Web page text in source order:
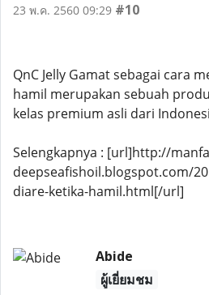
23 พ.ค. 2560 09:29 #10
QnC Jelly Gamat sebagai cara
hamil merupakan sebuah
kelas premium asli dari
Selengkapnya : [url]http://
deepseafishoil.blogspot.com/
diare-ketika-hamil.html[/url]
Abide
ผู้เยี่ยมชม